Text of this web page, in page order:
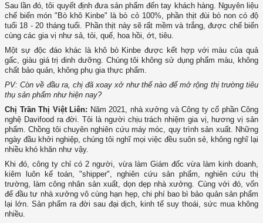
Sau lần đó, tôi quyết định đưa sản phẩm đến tay khách hàng. Nguyên liệu
chế biến món "Bò khô Kinbe" là bò cỏ 100%, phần thịt đùi bò non có độ
tuổi 18 - 20 tháng tuổi. Phần thịt này sẽ rất mềm và trắng, được chế biến
cùng các gia vị như sả, tỏi, quế, hoa hồi, ớt, tiêu.
Một sự độc đáo khác là khô bò Kinbe được kết hợp với màu của quả
gấc, giàu giá trị dinh dưỡng. Chúng tôi không sử dụng phẩm màu, không
chất bảo quản, không phụ gia thực phẩm.
PV: Còn về đầu ra, chị đã xoay xở như thế nào để mở rộng thị trường tiêu
thụ sản phẩm như hiện nay?
Chị Trần Thị Việt Liên: Năm 2021, nhà xưởng và Công ty cổ phần Công
nghệ Davifood ra đời. Tôi là người chịu trách nhiệm gia vị, hương vị sản
phẩm. Chồng tôi chuyên nghiên cứu máy móc, quy trình sản xuất. Những
ngày đầu khởi nghiệp, chúng tôi nghĩ mọi việc đều suôn sẻ, không nghĩ lại
nhiều khó khăn như vậy.
Khi đó, công ty chỉ có 2 người, vừa làm Giám đốc vừa làm kinh doanh,
kiêm luôn kế toán, "shipper", nghiên cứu sản phẩm, nghiên cứu thị
trường, làm công nhân sản xuất, dọn dẹp nhà xưởng. Cùng với đó, vốn
để đầu tư nhà xưởng vô cùng hạn hẹp, chi phí bao bì bảo quản sản phẩm
lại lớn. Sản phẩm ra đời sau đại dịch, kinh tế suy thoái, sức mua không
nhiều.